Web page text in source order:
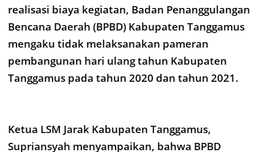
realisasi biaya kegiatan, Badan Penanggulangan
Bencana Daerah (BPBD) Kabupaten Tanggamus
mengaku tidak melaksanakan pameran
pembangunan hari ulang tahun Kabupaten
Tanggamus pada tahun 2020 dan tahun 2021.
Ketua LSM Jarak Kabupaten Tanggamus,
Supriansyah menyampaikan, bahwa BPBD